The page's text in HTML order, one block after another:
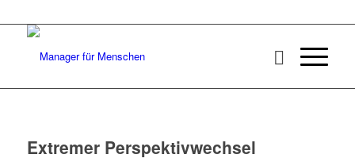
Extremer Perspektivwechsel